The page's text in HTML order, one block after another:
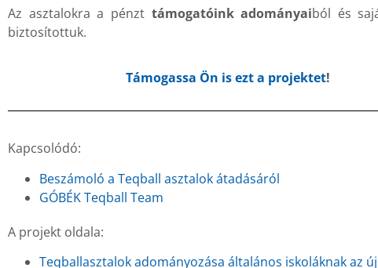
Az asztalokra a pénzt támogatóink adományaiból és
biztosítottuk.
Támogassa Ön is ezt a projektet!
Kapcsolódó:
Beszámoló a Teqball asztalok átadásáról
GÓBÉK Teqball Team
A projekt oldala:
Teqballasztalok adományozása általános iskoláknak az